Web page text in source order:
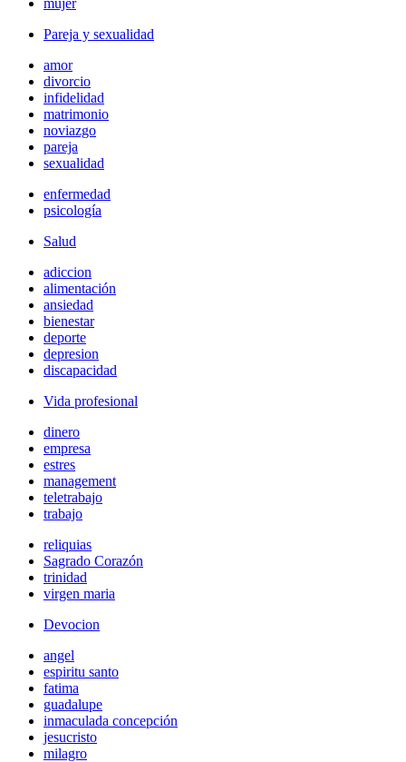
mujer
Pareja y sexualidad
amor
divorcio
infidelidad
matrimonio
noviazgo
pareja
sexualidad
enfermedad
psicología
Salud
adiccion
alimentación
ansiedad
bienestar
deporte
depresion
discapacidad
Vida profesional
dinero
empresa
estres
management
teletrabajo
trabajo
reliquias
Sagrado Corazón
trinidad
virgen maria
Devocion
angel
espiritu santo
fatima
guadalupe
inmaculada concepción
jesucristo
milagro